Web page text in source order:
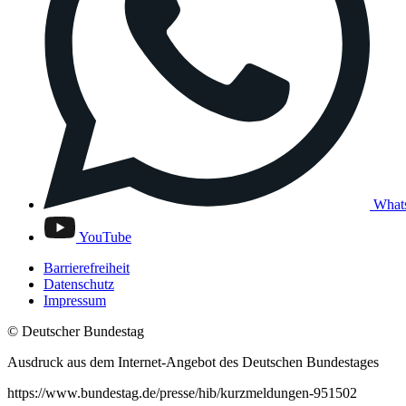
YouTube
Barrierefreiheit
Datenschutz
Impressum
© Deutscher Bundestag
Ausdruck aus dem Internet-Angebot des Deutschen Bundestages
https://www.bundestag.de/presse/hib/kurzmeldungen-951502